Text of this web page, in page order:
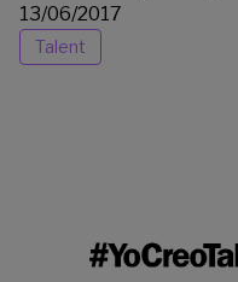
13/06/2017
Talent